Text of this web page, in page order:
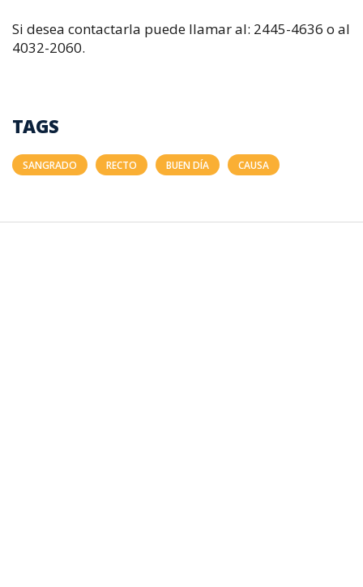
Si desea contactarla puede llamar al: 2445-4636 o al
4032-2060.
TAGS
SANGRADO RECTO BUEN DÍA CAUSA